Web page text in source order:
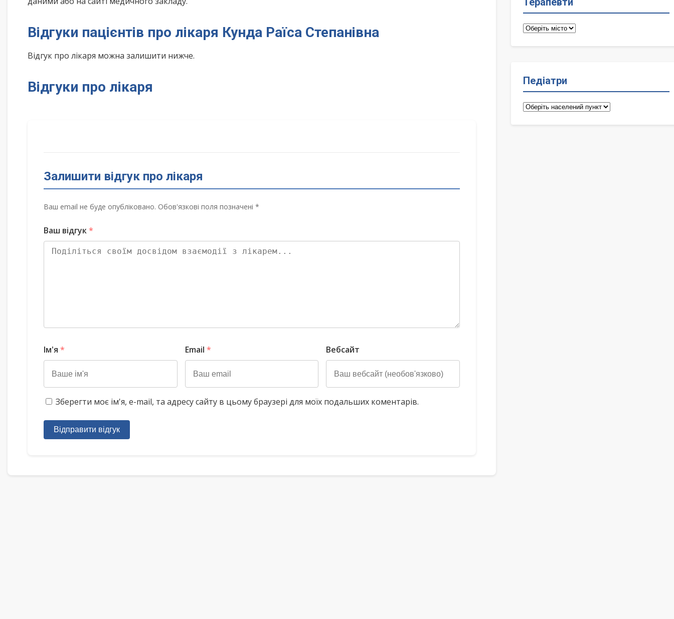
Відгуки пацієнтів про лікаря Кунда Раїса Степанівна
Відгук про лікаря можна залишити нижче.
Відгуки про лікаря
Залишити відгук про лікаря
Ваш email не буде опубліковано. Обов'язкові поля позначені *
Ваш відгук*
Ім'я * Email * Вебсайт
Зберегти моє ім'я, e-mail, та адресу сайту в цьому браузері для моїх подальших коментарів.
Відправити відгук
Терапевти
Педіатри
Педіатри